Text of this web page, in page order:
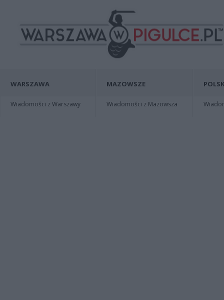
WARSZAWA
Wiadomości z Warszawy
MAZOWSZE
Wiadomości z Mazowsza